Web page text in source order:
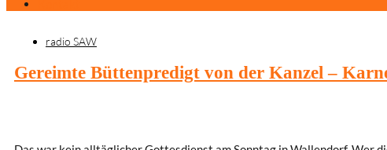
radio SAW
Gereimte Büttenpredigt von der Kanzel –